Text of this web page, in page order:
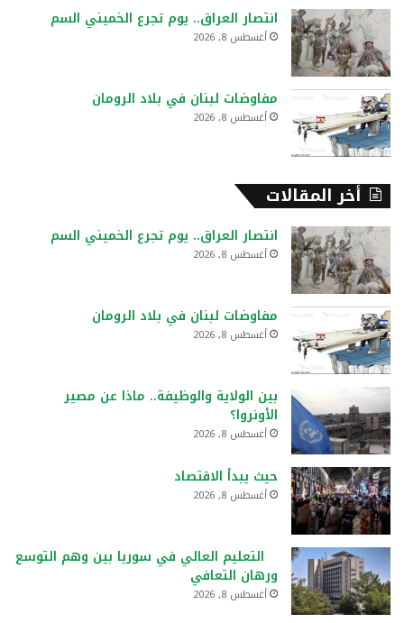
انتصار العراق.. يوم تجرع الخميني السم
أغسطس 8, 2026
مفاوضات لبنان في بلاد الرومان
أغسطس 8, 2026
أخر المقالات
انتصار العراق.. يوم تجرع الخميني السم
أغسطس 8, 2026
مفاوضات لبنان في بلاد الرومان
أغسطس 8, 2026
بين الولاية والوظيفة.. ماذا عن مصير
الأونروا؟
أغسطس 8, 2026
حيث يبدأ الاقتصاد
أغسطس 8, 2026
التعليم العالي في سوريا بين وهم التوسع
ورهان التعافي
أغسطس 8, 2026